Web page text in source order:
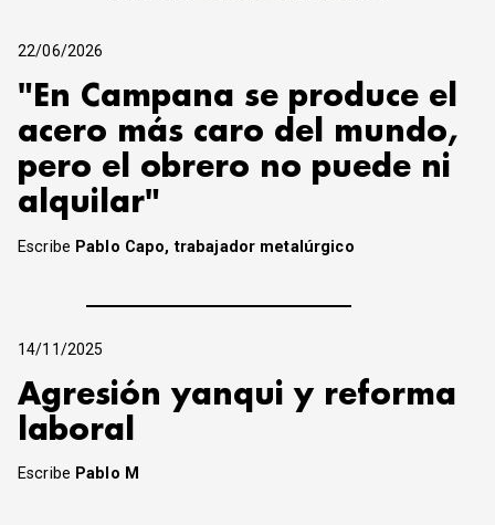
22/06/2026
"En Campana se produce el
acero más caro del mundo,
pero el obrero no puede ni
alquilar"
Escribe Pablo Capo, trabajador metalúrgico
14/11/2025
Agresión yanqui y reforma
laboral
Escribe Pablo M